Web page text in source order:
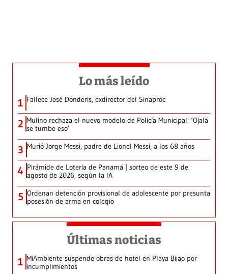
Lo más leído
1 Fallece José Donderis, exdirector del Sinaproc
2 Mulino rechaza el nuevo modelo de Policía Municipal: ‘Ojalá
se tumbe eso’
3 Murió Jorge Messi, padre de Lionel Messi, a los 68 años
4 Pirámide de Lotería de Panamá | sorteo de este 9 de
agosto de 2026, según la IA
5 Ordenan detención provisional de adolescente por presunta
posesión de arma en colegio
Últimas noticias
1 MiAmbiente suspende obras de hotel en Playa Bijao por
incumplimientos